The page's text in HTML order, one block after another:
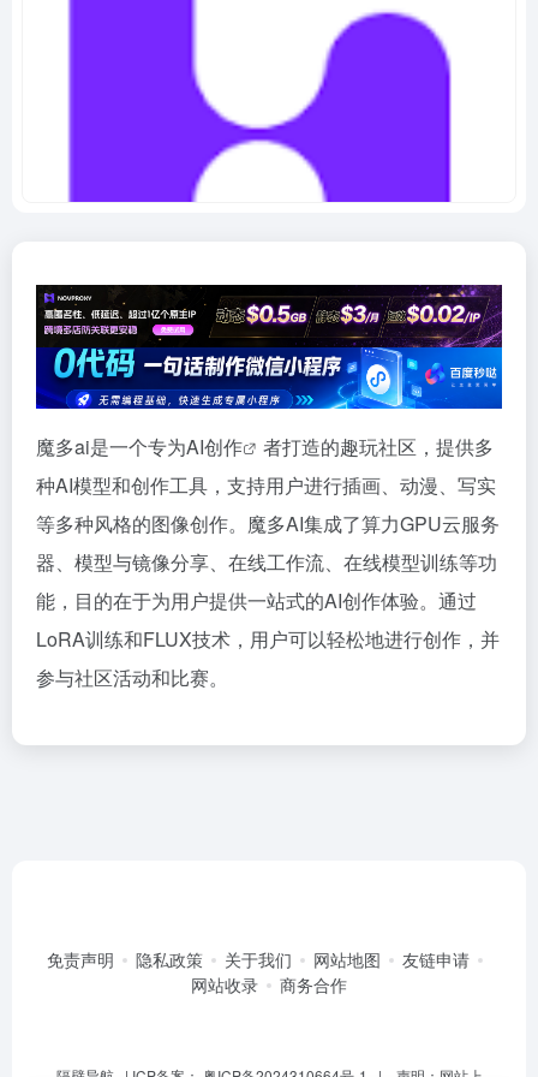
魔多ai是一个专为AI创作
者打造的趣玩社区，提供多
种AI模型和创作工具，支持用户进行插画、动漫、写实
等多种风格的图像创作。魔多AI集成了算力GPU云服务
器、模型与镜像分享、在线工作流、在线模型训练等功
能，目的在于为用户提供一站式的AI创作体验。通过
LoRA训练和FLUX技术，用户可以轻松地进行创作，并
参与社区活动和比赛。
免责声明 隐私政策 关于我们 网站地图
友链申请
网站收录
商务合作